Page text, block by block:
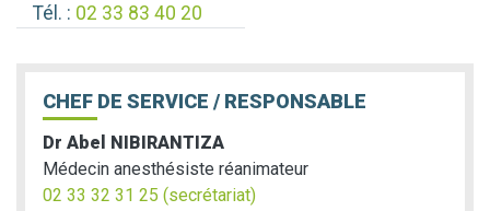
Tél. : 02 33 83 40 20
CHEF DE SERVICE / RESPONSABLE
Dr Abel NIBIRANTIZA
Médecin anesthésiste réanimateur
02 33 32 31 25 (secrétariat)